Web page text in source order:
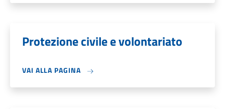
Protezione civile e volontariato
VAI ALLA PAGINA